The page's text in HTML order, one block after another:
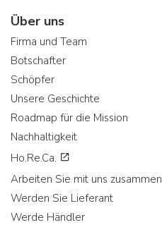
Über uns
Firma und Team
Botschafter
Schöpfer
Unsere Geschichte
Roadmap für die Mission
Nachhaltigkeit
Ho.Re.Ca.
Arbeiten Sie mit uns zusammen
Werden Sie Lieferant
Werde Händler